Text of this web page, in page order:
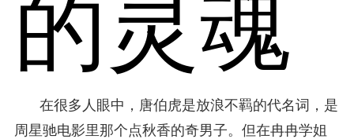
的灵魂
在很多人眼中，唐伯虎是放浪不羁的代名词，是
周星驰电影里那个点秋香的奇男子。但在冉冉学姐